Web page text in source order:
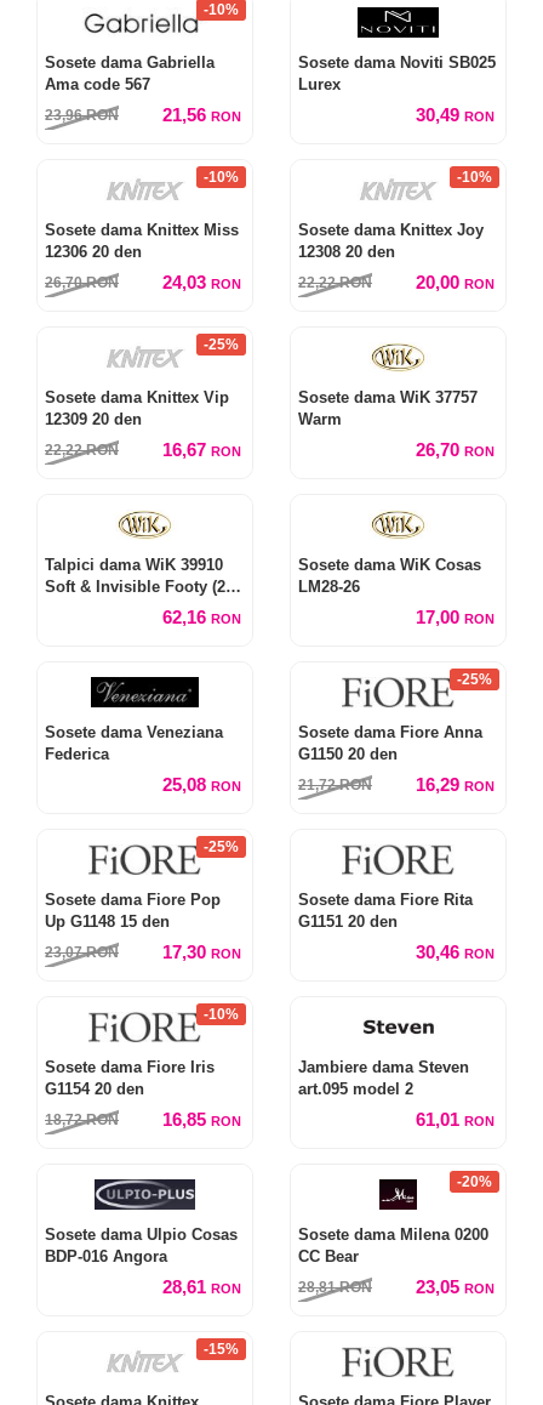
-10%
Sosete dama Gabriella
Ama code 567
23,96RON 21,56 RON
Sosete dama Noviti SB025
Lurex
30,49 RON
-10%
Sosete dama Knittex Miss
12306 20 den
26,70RON 24,03 RON
-10%
Sosete dama Knittex Joy
12308 20 den
22,22RON 20,00 RON
-25%
Sosete dama Knittex Vip
12309 20 den
22,22RON 16,67 RON
Sosete dama WiK 37757
Warm
26,70 RON
Talpici dama WiK 39910
Soft & Invisible Footy (2
62,16 RON
Sosete dama WiK Cosas
LM28-26
17,00 RON
Sosete dama Veneziana
Federica
25,08 RON
-25%
Sosete dama Fiore Anna
G1150 20 den
21,72RON 16,29 RON
-25%
Sosete dama Fiore Pop
Up G1148 15 den
23,07RON 17,30 RON
Sosete dama Fiore Rita
G1151 20 den
30,46 RON
-10%
Sosete dama Fiore Iris
G1154 20 den
18,72RON 16,85 RON
Jambiere dama Steven
art.095 model 2
61,01 RON
Sosete dama Ulpio Cosas
BDP-016 Angora
28,61 RON
-20%
Sosete dama Milena 0200
CC Bear
28,81RON 23,05 RON
-15%